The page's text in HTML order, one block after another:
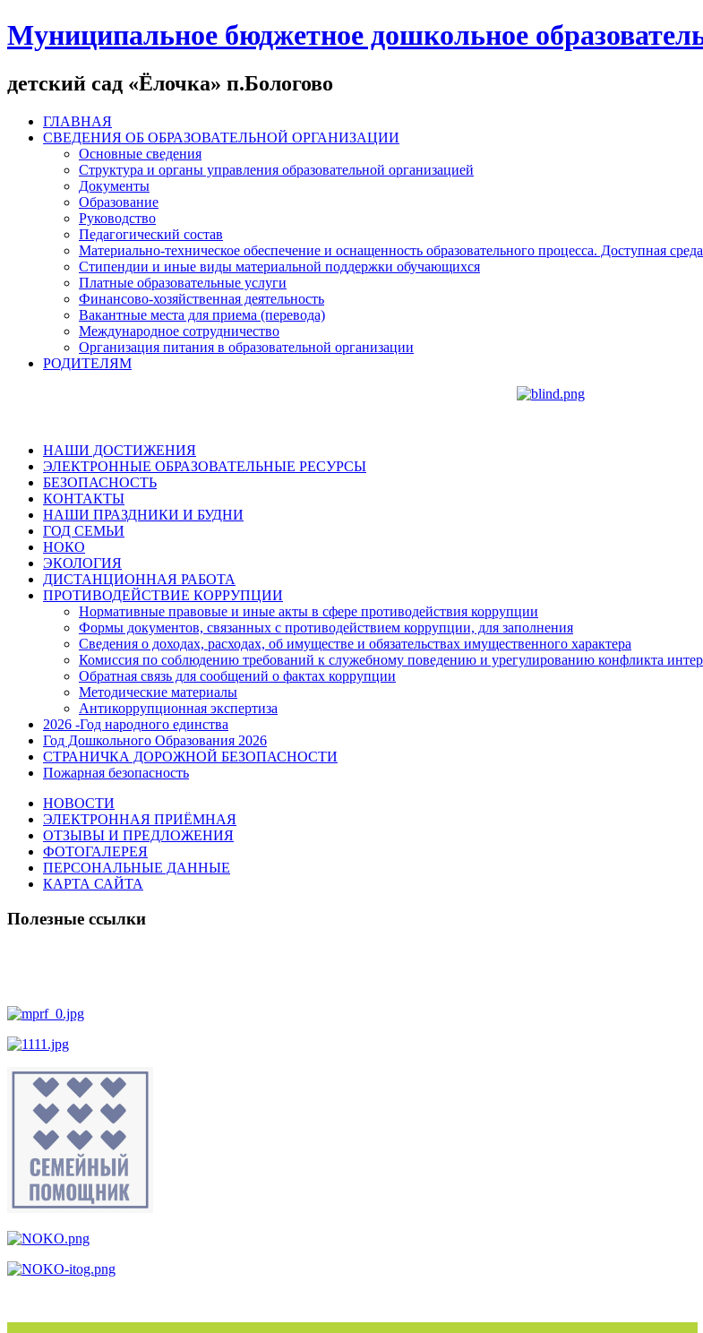
Муниципальное бюджетное дошкольное
детский сад «Ёлочка» п.Бологово
ГЛАВНАЯ
СВЕДЕНИЯ ОБ ОБРАЗОВАТЕЛЬНОЙ ОРГАНИЗАЦИИ
Основные сведения
Структура и органы управления образовательной организацией
Документы
Образование
Руководство
Педагогический состав
Материально-техническое обеспечение и оснащенность образовательного процесса. Доступная
Стипендии и иные виды материальной поддержки обучающихся
Платные образовательные услуги
Финансово-хозяйственная деятельность
Вакантные места для приема (перевода)
Международное сотрудничество
Организация питания в образовательной организации
РОДИТЕЛЯМ
НАШИ ДОСТИЖЕНИЯ
ЭЛЕКТРОННЫЕ ОБРАЗОВАТЕЛЬНЫЕ РЕСУРСЫ
БЕЗОПАСНОСТЬ
КОНТАКТЫ
НАШИ ПРАЗДНИКИ И БУДНИ
ГОД СЕМЬИ
НОКО
ЭКОЛОГИЯ
ДИСТАНЦИОННАЯ РАБОТА
ПРОТИВОДЕЙСТВИЕ КОРРУПЦИИ
Нормативные правовые и иные акты в сфере противодействия коррупции
Формы документов, связанных с противодействием коррупции, для заполнения
Сведения о доходах, расходах, об имуществе и обязательствах имущественного характера
Комиссия по соблюдению требований к служебному поведению и урегулированию конфликта
Обратная связь для сообщений о фактах коррупции
Методические материалы
Антикоррупционная экспертиза
2026 -Год народного единства
Год Дошкольного Образования 2026
СТРАНИЧКА ДОРОЖНОЙ БЕЗОПАСНОСТИ
Пожарная безопасность
НОВОСТИ
ЭЛЕКТРОННАЯ ПРИЁМНАЯ
ОТЗЫВЫ И ПРЕДЛОЖЕНИЯ
ФОТОГАЛЕРЕЯ
ПЕРСОНАЛЬНЫЕ ДАННЫЕ
КАРТА САЙТА
Полезные ссылки